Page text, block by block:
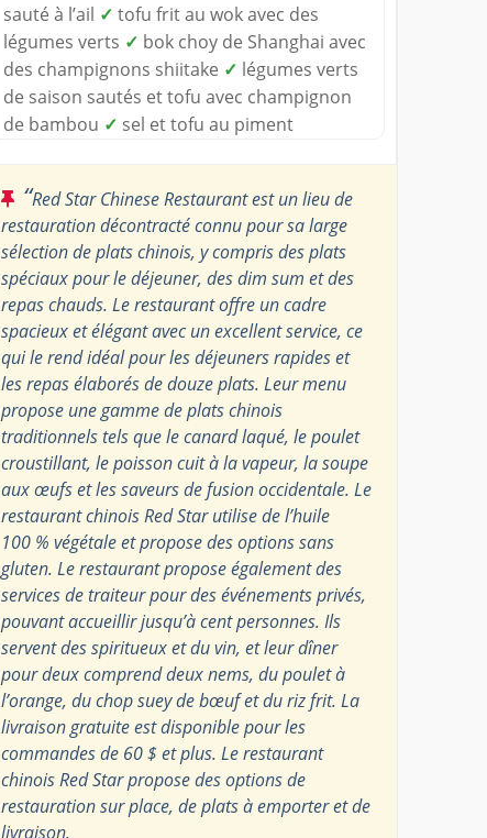
sauté à l’ail ✓ tofu frit au wok avec des
légumes verts ✓ bok choy de Shanghai avec
des champignons shiitake ✓ légumes verts
de saison sautés et tofu avec champignon
de bambou ✓ sel et tofu au piment
“Red Star Chinese Restaurant est un lieu de
restauration décontracté connu pour sa large
sélection de plats chinois, y compris des plats
spéciaux pour le déjeuner, des dim sum et des
repas chauds. Le restaurant offre un cadre
spacieux et élégant avec un excellent service, ce
qui le rend idéal pour les déjeuners rapides et
les repas élaborés de douze plats. Leur menu
propose une gamme de plats chinois
traditionnels tels que le canard laqué, le poulet
croustillant, le poisson cuit à la vapeur, la soupe
aux œufs et les saveurs de fusion occidentale. Le
restaurant chinois Red Star utilise de l’huile
100 % végétale et propose des options sans
gluten. Le restaurant propose également des
services de traiteur pour des événements privés,
pouvant accueillir jusqu’à cent personnes. Ils
servent des spiritueux et du vin, et leur dîner
pour deux comprend deux nems, du poulet à
l’orange, du chop suey de bœuf et du riz frit. La
livraison gratuite est disponible pour les
commandes de 60 $ et plus. Le restaurant
chinois Red Star propose des options de
restauration sur place, de plats à emporter et de
livraison.